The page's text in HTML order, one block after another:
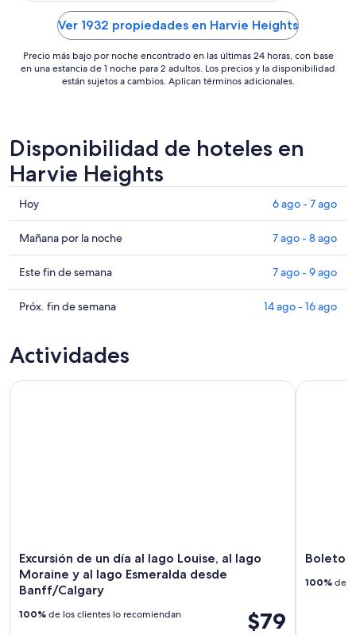
17
ago
Ver 1932 propiedades en Harvie Heights
Precio más bajo por noche encontrado en las últimas 24 horas, con base
en una estancia de 1 noche para 2 adultos. Los precios y la disponibilidad
están sujetos a cambios. Aplican términos adicionales.
Disponibilidad de hoteles en
Harvie Heights
Consultar
precios
en
Harvie
Heights
para
hoy,
-
ago
Hoy 6 ago - 7 ago
Consultar
precios
en
Harvie
Heights
por
Mañana por la noche 7 ago - 8 ago
Consultar
precios
en
para
Este fin de semana 7 ago - 9 ago
Consultar
Harvie
ago
Próx. fin de semana 14 ago - 16 ago
Actividades
Excursión de un día al lago Louise, al lago
Moraine y al lago Esmeralda desde
Banff/Calgary
$79
100% de los clientes lo recomiendan
Excursión de un día al lago Louise, al lago Moraine y al
Boleto
100% de
Boleto de